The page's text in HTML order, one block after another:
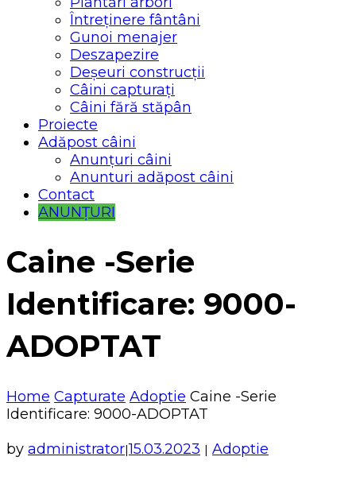
Întreținere fântâni
Gunoi menajer
Deszapezire
Deșeuri construcții
Câini capturați
Câini fără stăpân
Proiecte
Adăpost câini
Anunțuri câini
Anunturi adăpost câini
Contact
ANUNȚURI
Caine -Serie
Identificare: 9000-
ADOPTAT
Home Capturate Adoptie Caine -Serie
Identificare: 9000-ADOPTAT
by administrator|15.03.2023 | Adoptie